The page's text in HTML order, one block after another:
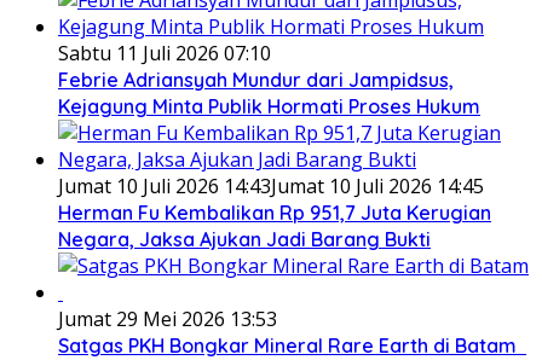
Sabtu 11 Juli 2026 07:10
Febrie Adriansyah Mundur dari Jampidsus,
Kejagung Minta Publik Hormati Proses Hukum
Jumat 10 Juli 2026 14:43Jumat 10 Juli 2026 14:45
Herman Fu Kembalikan Rp 951,7 Juta Kerugian
Negara, Jaksa Ajukan Jadi Barang Bukti
Jumat 29 Mei 2026 13:53
Satgas PKH Bongkar Mineral Rare Earth di Batam